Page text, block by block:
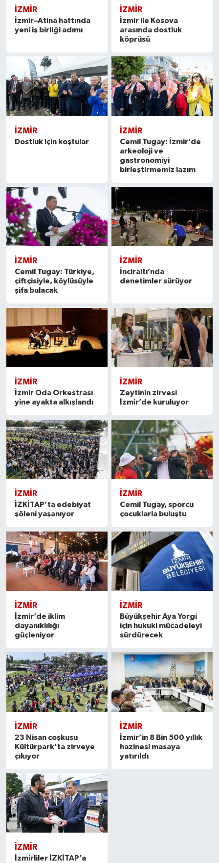
İZMIR
İzmir–Atina hattında
yeni iş birliği adımı
İZMIR
İzmir ile Kosova
arasında dostluk
köprüsü
İZMIR
Dostluk için koştular
İZMIR
Cemil Tugay: İzmir’de
arkeoloji ve
gastronomiyi
birleştirmemiz lazım
İZMIR
Cemil Tugay: Türkiye,
çiftçisiyle, köylüsüyle
şifa bulacak
İZMIR
İnciraltı’nda
denetimler sürüyor
İZMIR
İzmir Oda Orkestrası
yine ayakta alkışlandı
İZMIR
Zeytinin zirvesi
İzmir’de kuruluyor
İZMIR
İZKİTAP’ta edebiyat
şöleni yaşanıyor
İZMIR
Cemil Tugay, sporcu
çocuklarla buluştu
İZMIR
İzmir’de iklim
dayanıklılığı
güçleniyor
İZMIR
Büyükşehir Aya Yorgi
için hukuki mücadeleyi
sürdürecek
İZMIR
23 Nisan coşkusu
Kültürpark’ta zirveye
çıkıyor
İZMIR
İzmir’in 8 Bin 500 yıllık
hazinesi masaya
yatırıldı
İZMIR
İzmirliler İZKİTAP’a